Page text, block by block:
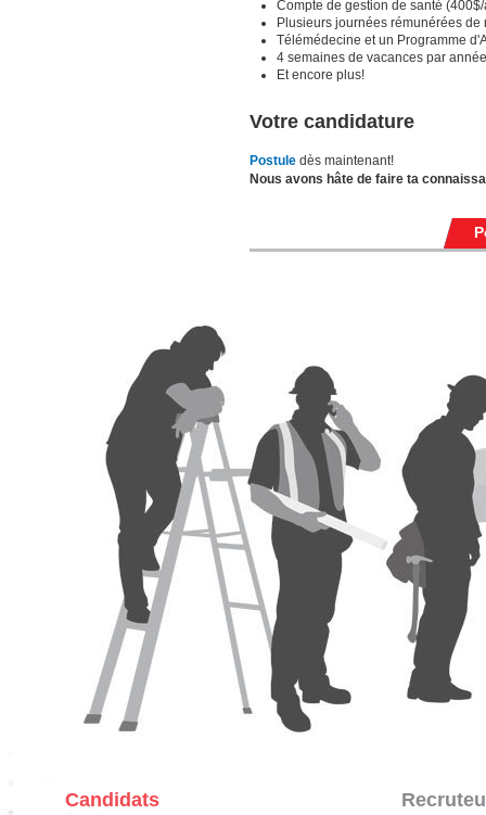
Compte de gestion de santé
Plusieurs journées rémunérées
Télémédecine et un Programme
4 semaines de vacances par
Et encore plus!
Votre candidature
Postule dès maintenant!
Nous avons hâte de faire ta
Candidats